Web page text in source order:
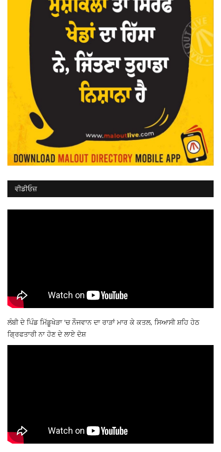
ਵੀਡੀਓਜ਼
ਲੰਬੀ ਦੇ ਪਿੰਡ ਮਿੱਡੂਖੇੜਾ 'ਚ ਨੌਜਵਾਨ ਦਾ ਰਾੜਾਂ ਮਾਰ ਕੇ ਕਤਲ, ਸਿਆਸੀ ਸ਼ਹਿ ਹੇਠ
ਗ੍ਰਿਫਤਾਰੀ ਨਾ ਹੋਣ ਦੇ ਲਾਏ ਦੋਸ਼